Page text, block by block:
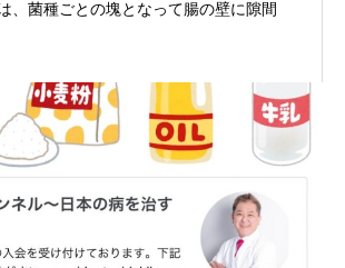
、菌種ごとの塊となって腸の壁に隙間